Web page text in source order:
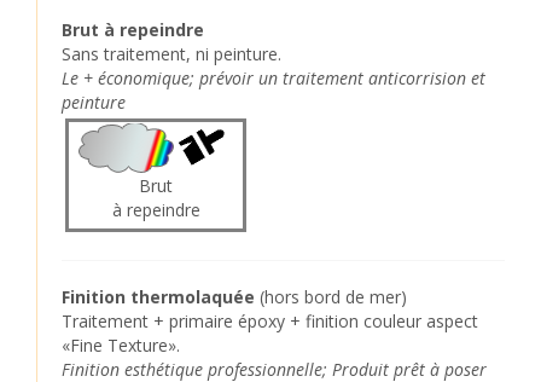
Brut à repeindre
Sans traitement, ni peinture.
Le + économique; prévoir un traitement anticorrision et
peinture
Brut
à repeindre
Finition thermolaquée (hors bord de mer)
Traitement + primaire époxy + finition couleur aspect
«Fine Texture».
Finition esthétique professionnelle; Produit prêt à poser